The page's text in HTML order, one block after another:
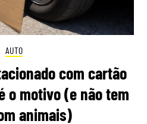
AUTO
com cartão
o motivo (e não tem
animais)